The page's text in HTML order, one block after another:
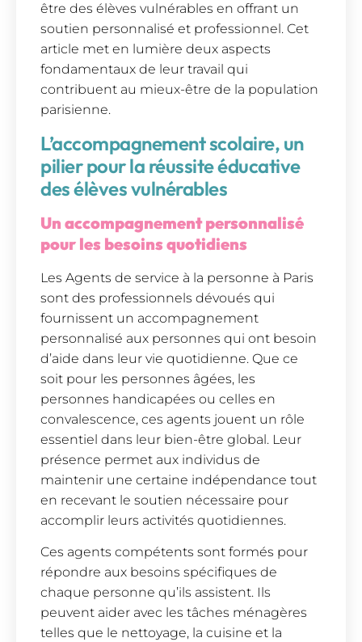
être des élèves vulnérables en offrant un
soutien personnalisé et professionnel. Cet
article met en lumière deux aspects
fondamentaux de leur travail qui
contribuent au mieux-être de la population
parisienne.
L’accompagnement scolaire, un
pilier pour la réussite éducative
des élèves vulnérables
Un accompagnement personnalisé
pour les besoins quotidiens
Les Agents de service à la personne à Paris
sont des professionnels dévoués qui
fournissent un accompagnement
personnalisé aux personnes qui ont besoin
d’aide dans leur vie quotidienne. Que ce
soit pour les personnes âgées, les
personnes handicapées ou celles en
convalescence, ces agents jouent un rôle
essentiel dans leur bien-être global. Leur
présence permet aux individus de
maintenir une certaine indépendance tout
en recevant le soutien nécessaire pour
accomplir leurs activités quotidiennes.
Ces agents compétents sont formés pour
répondre aux besoins spécifiques de
chaque personne qu’ils assistent. Ils
peuvent aider avec les tâches ménagères
telles que le nettoyage, la cuisine et la